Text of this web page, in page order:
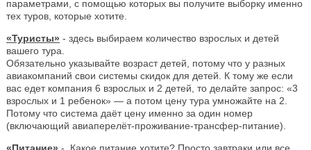
параметрами, с помощью которых вы получите выборку именно
тех туров, которые хотите.
«Туристы» - здесь выбираем количество взрослых и детей
вашего тура.
Обязательно указывайте возраст детей, потому что у разных
авиакомпаний свои системы скидок для детей. К тому же если
вас едет компания 6 взрослых и 2 детей, то делайте запрос: «3
взрослых и 1 ребенок» — а потом цену тура умножайте на 2.
Потому что система даёт цену именно за один номер
(включающий авиаперелёт-проживание-трансфер-питание).